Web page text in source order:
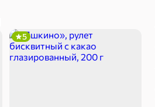
5 Ирис, гематоген